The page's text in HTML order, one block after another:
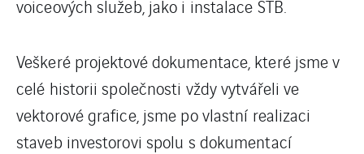
voiceových služeb, jako i instalace STB.
Veškeré projektové dokumentace, které jsme v
celé historii společnosti vždy vytvářeli ve
vektorové grafice, jsme po vlastní realizaci
staveb investorovi spolu s dokumentací